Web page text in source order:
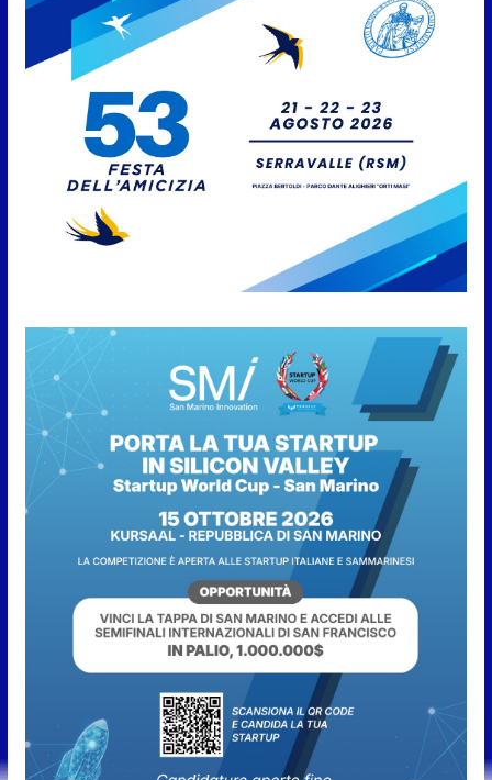
7 Agosto 2026
Caccuri celebra Roberto Sergio:
della città e premio alla carriera
7 Agosto 2026
partnership tra FIFA+ e DAZN